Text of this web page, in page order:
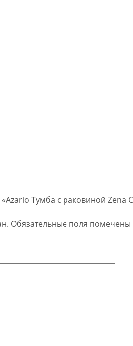
Тумба с раковиной Zena
Обязательные поля помечены